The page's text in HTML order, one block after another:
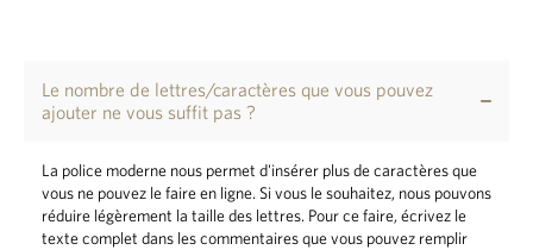
Le nombre de lettres/caractères que vous pouvez
ajouter ne vous suffit pas ?
La police moderne nous permet d'insérer plus de caractères que
vous ne pouvez le faire en ligne. Si vous le souhaitez, nous pouvons
réduire légèrement la taille des lettres. Pour ce faire, écrivez le
texte complet dans les commentaires que vous pouvez remplir